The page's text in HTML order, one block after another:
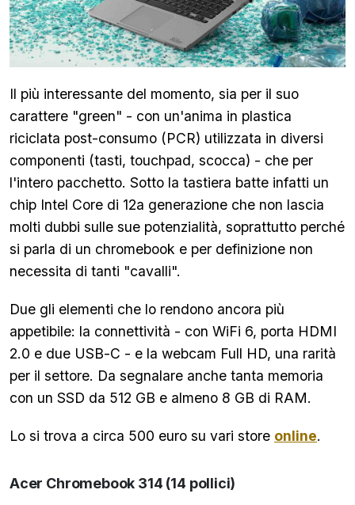
Il più interessante del momento, sia per il suo
carattere "green" - con un'anima in plastica
riciclata post-consumo (PCR) utilizzata in diversi
componenti (tasti, touchpad, scocca) - che per
l'intero pacchetto. Sotto la tastiera batte infatti un
chip Intel Core di 12a generazione che non lascia
molti dubbi sulle sue potenzialità, soprattutto perché
si parla di un chromebook e per definizione non
necessita di tanti "cavalli".
Due gli elementi che lo rendono ancora più
appetibile: la connettività - con WiFi 6, porta HDMI
2.0 e due USB-C - e la webcam Full HD, una rarità
per il settore. Da segnalare anche tanta memoria
con un SSD da 512 GB e almeno 8 GB di RAM.
Lo si trova a circa 500 euro su vari store online.
Acer Chromebook 314 (14 pollici)